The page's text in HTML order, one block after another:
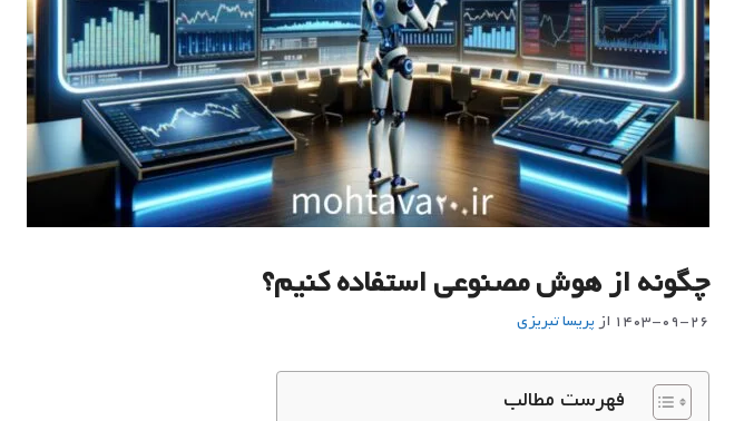
چگونه از هوش مصنوعی استفاده کنیم؟
۱۴۰۳-۰۹-۲۶ از پريسا تبريزي
فهرست مطالب